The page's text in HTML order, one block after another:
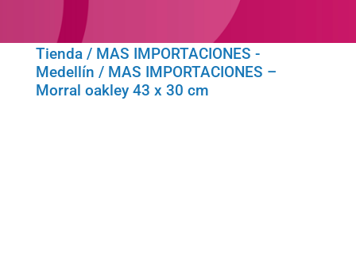
Tienda/ MAS IMPORTACIONES -
Medellín / MAS IMPORTACIONES –
Morral oakley 43 x 30 cm